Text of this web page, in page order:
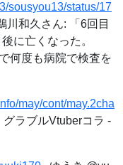
sousyou13/status/17
川和久さん: 「6回目
に亡くなった。
何度も病院で検査を
may/cont/may.2cha
グラブルVtuberコラ -